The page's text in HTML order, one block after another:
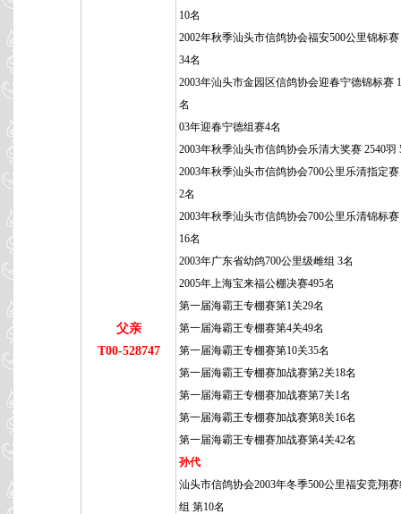
父亲
T00-528747
10名
2002年秋季汕头市信鸽协会福安500公里锦标赛
34名
2003年汕头市金园区信鸽协会迎春宁德锦标赛
名
03年迎春宁德组赛4名
2003年秋季汕头市信鸽协会乐清大奖赛 2540羽
2003年秋季汕头市信鸽协会700公里乐清指定赛
2名
2003年秋季汕头市信鸽协会700公里乐清锦标赛
16名
2003年广东省幼鸽700公里级雌组 3名
2005年上海宝来福公棚决赛495名
第一届海霸王专棚赛第1关29名
第一届海霸王专棚赛第4关49名
第一届海霸王专棚赛第10关35名
第一届海霸王专棚赛加战赛第2关18名
第一届海霸王专棚赛加战赛第7关1名
第一届海霸王专棚赛加战赛第8关16名
第一届海霸王专棚赛加战赛第4关42名
孙代
汕头市信鸽协会2003年冬季500公里福安竞翔
组 第10名